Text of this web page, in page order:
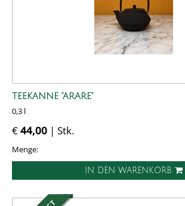
TEEKANNE "ARARE"
0,3 l
€44,00 | Stk.
Menge:
IN DEN WARENKORB